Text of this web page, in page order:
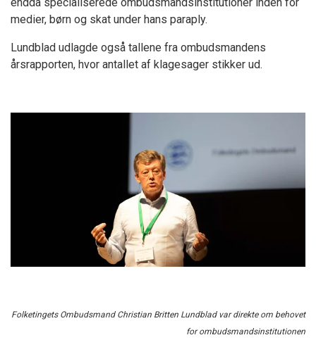
medier, børn og skat under hans paraply.
Lundblad udlagde også tallene fra ombudsmandens
årsrapporten, hvor antallet af klagesager stikker ud.
Folketingets Ombudsmand Christian Britten Lundblad var direkte om behovet
for ombudsmandsinstitutionen